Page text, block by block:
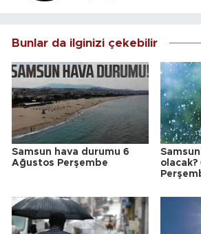
Bunlar da ilginizi çekebilir
Samsun hava durumu 6
Ağustos Perşembe